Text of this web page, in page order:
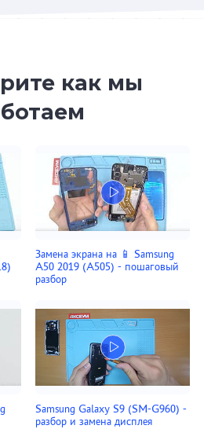
как мы
Замена экрана на 📱 Samsung
A50 2019 (A505) - пошаговый
разбор
Samsung Galaxy S9 (SM-G960) -
разбор и замена дисплея